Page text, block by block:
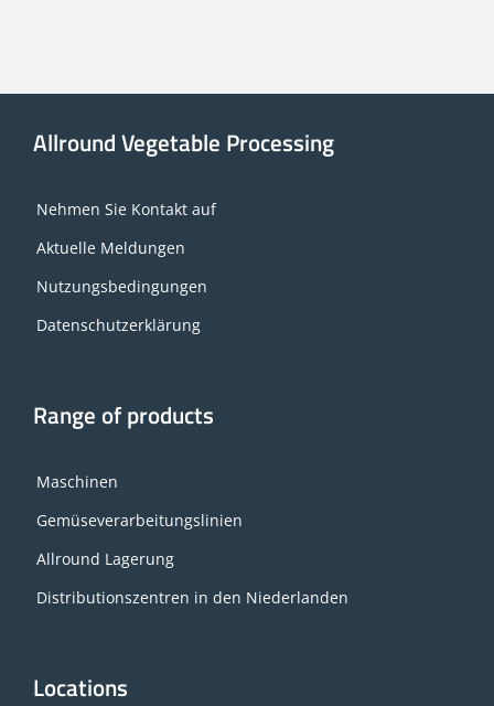
Allround Vegetable Processing
Nehmen Sie Kontakt auf
Aktuelle Meldungen
Nutzungsbedingungen
Datenschutzerklärung
Range of products
Maschinen
Gemüseverarbeitungslinien
Allround Lagerung
Distributionszentren in den Niederlanden
Locations